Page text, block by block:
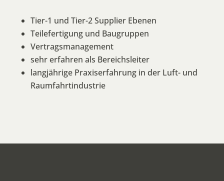
Tier-1 und Tier-2 Supplier Ebenen
Teilefertigung und Baugruppen
Vertragsmanagement
sehr erfahren als Bereichsleiter
langjährige Praxiserfahrung in der Luft- und
Raumfahrtindustrie